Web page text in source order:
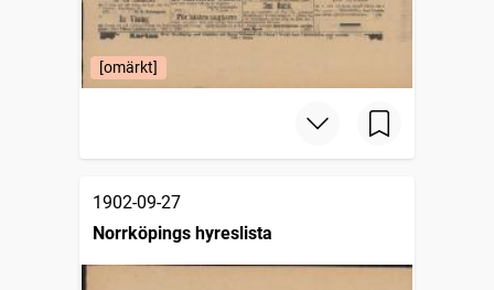
[omärkt]
1902-09-27
Norrköpings hyreslista